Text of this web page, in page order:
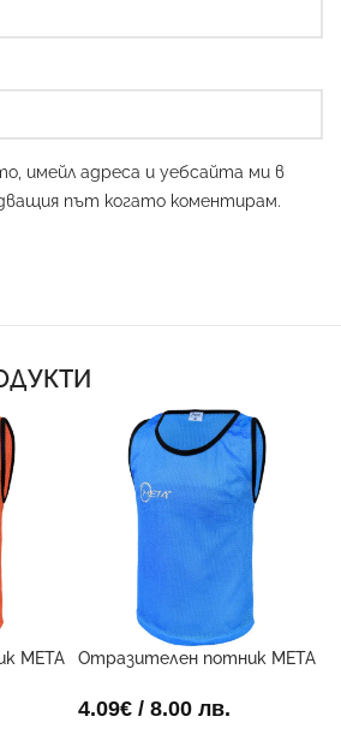
имейл адреса и уебсайта ми в
път когато коментирам.
META
Отразителен потник META
4.09€/ 8.00 лв.